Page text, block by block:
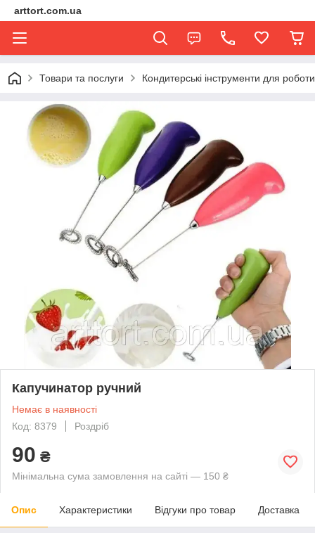
arttort.com.ua
Товари та послуги Кондитерські інструменти для
Капучинатор ручний
Немає в наявності
Код: 8379
Роздріб
90 ₴
Мінімальна сума замовлення на сайті — 150 ₴
Опис Характеристики Відгуки про товар Доставка